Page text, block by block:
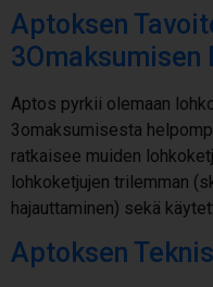
Aptoksen
Aptos pyrkii olemaan
3omaksumisesta
ratkaisee muiden
lohkoketjujen trilemman
hajauttaminen) sekä
Aptoksen